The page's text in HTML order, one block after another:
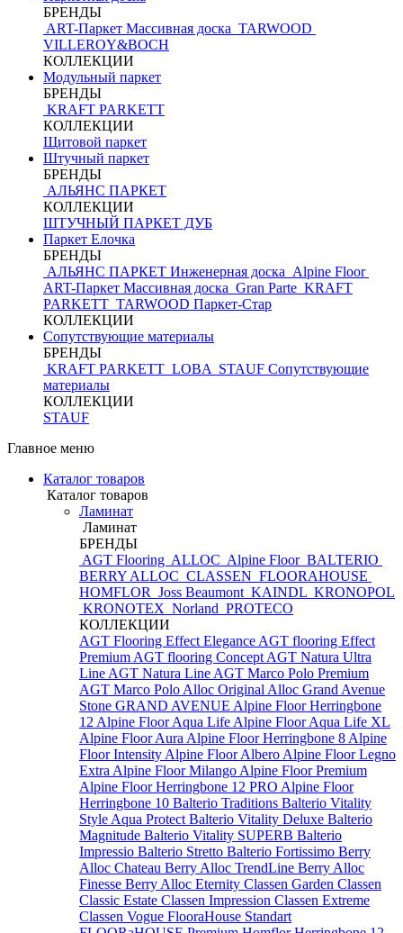
БРЕНДЫ
ART-Паркет Массивная доска TARWOOD
VILLEROY&BOCH
КОЛЛЕКЦИИ
Модульный паркет
БРЕНДЫ
KRAFT PARKETT
КОЛЛЕКЦИИ
Щитовой паркет
Штучный паркет
БРЕНДЫ
АЛЬЯНС ПАРКЕТ
КОЛЛЕКЦИИ
ШТУЧНЫЙ ПАРКЕТ ДУБ
Паркет Елочка
БРЕНДЫ
АЛЬЯНС ПАРКЕТ Инженерная доска Alpine Floor
ART-Паркет Массивная доска Gran Parte KRAFT
PARKETT TARWOOD Паркет-Стар
КОЛЛЕКЦИИ
Сопутствующие материалы
БРЕНДЫ
KRAFT PARKETT LOBA STAUF Сопутствующие
материалы
КОЛЛЕКЦИИ
STAUF
Главное меню
Каталог товаров
Каталог товаров
Ламинат
Ламинат
БРЕНДЫ
AGT Flooring ALLOC Alpine Floor BALTERIO
BERRY ALLOC CLASSEN FLOORAHOUSE
HOMFLOR Joss Beaumont KAINDL KRONOPOL
KRONOTEX Norland PROTECO
КОЛЛЕКЦИИ
AGT Flooring Effect Elegance AGT flooring Effect
Premium AGT flooring Concept AGT Natura Ultra
Line AGT Natura Line AGT Marco Polo Premium
AGT Marco Polo Alloc Original Alloc Grand Avenue
Stone GRAND AVENUE Alpine Floor Herringbone
12 Alpine Floor Aqua Life Alpine Floor Aqua Life XL
Alpine Floor Aura Alpine Floor Herringbone 8 Alpine
Floor Intensity Alpine Floor Albero Alpine Floor Legno
Extra Alpine Floor Milango Alpine Floor Premium
Alpine Floor Herringbone 12 PRO Alpine Floor
Herringbone 10 Balterio Traditions Balterio Vitality
Style Aqua Protect Balterio Vitality Deluxe Balterio
Magnitude Balterio Vitality SUPERB Balterio
Impressio Balterio Stretto Balterio Fortissimo Berry
Alloc Chateau Berry Alloc TrendLine Berry Alloc
Finesse Berry Alloc Eternity Classen Garden Classen
Classic Estate Classen Impression Classen Extreme
Classen Vogue FlooraHouse Standart